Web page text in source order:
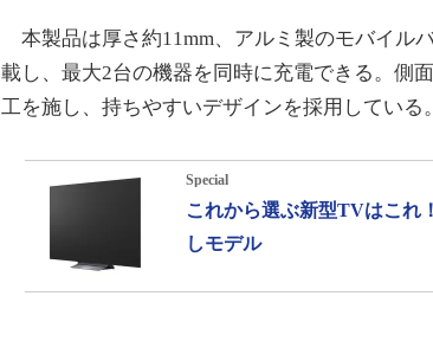
本製品は厚さ約11mm、アルミ製のモバイル
載し、最大2台の機器を同時に充電できる。側
工を施し、持ちやすいデザインを採用している。
Special
これから選ぶ新型TVはこれ
しモデル